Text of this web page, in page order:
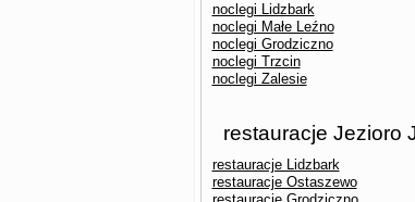
noclegi Lidzbark
noclegi Małe Leźno
noclegi Grodziczno
noclegi Trzcin
noclegi Zalesie
restauracje Jezioro
restauracje Lidzbark
restauracje Ostaszewo